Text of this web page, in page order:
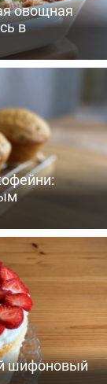
овощная
в
шифоновый